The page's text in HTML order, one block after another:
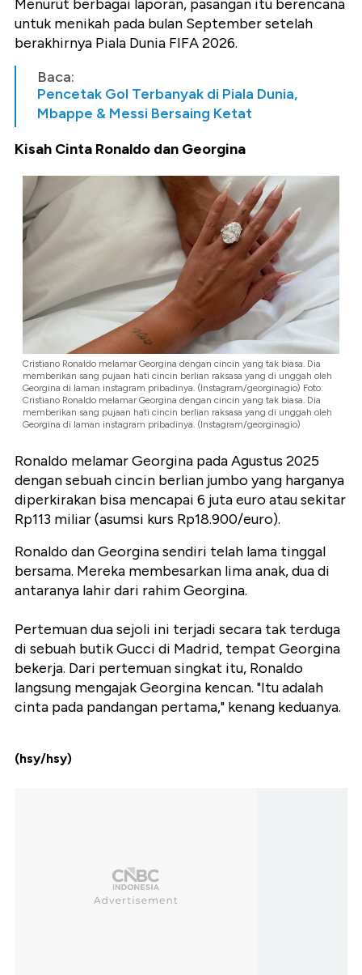
Menurut berbagai laporan, pasangan itu berencana
untuk menikah pada bulan September setelah
berakhirnya Piala Dunia FIFA 2026.
Baca:
Pencetak Gol Terbanyak di Piala Dunia,
Mbappe & Messi Bersaing Ketat
Kisah Cinta Ronaldo dan Georgina
Cristiano Ronaldo melamar Georgina dengan cincin yang tak biasa. Dia
memberikan sang pujaan hati cincin berlian raksasa yang di unggah oleh
Georgina di laman instagram pribadinya. (Instagram/georginagio) Foto:
Cristiano Ronaldo melamar Georgina dengan cincin yang tak biasa. Dia
memberikan sang pujaan hati cincin berlian raksasa yang di unggah oleh
Georgina di laman instagram pribadinya. (Instagram/georginagio)
Ronaldo melamar Georgina pada Agustus 2025
dengan sebuah cincin berlian jumbo yang harganya
diperkirakan bisa mencapai 6 juta euro atau sekitar
Rp113 miliar (asumsi kurs Rp18.900/euro).
Ronaldo dan Georgina sendiri telah lama tinggal
bersama. Mereka membesarkan lima anak, dua di
antaranya lahir dari rahim Georgina.
Pertemuan dua sejoli ini terjadi secara tak terduga
di sebuah butik Gucci di Madrid, tempat Georgina
bekerja. Dari pertemuan singkat itu, Ronaldo
langsung mengajak Georgina kencan. "Itu adalah
cinta pada pandangan pertama," kenang keduanya.
(hsy/hsy)